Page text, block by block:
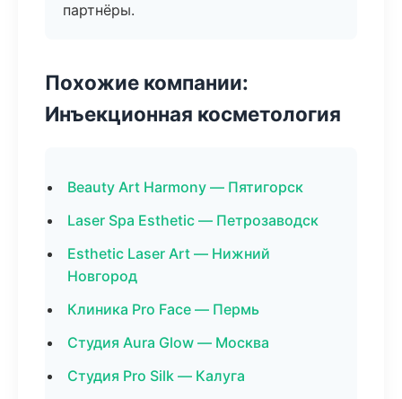
партнёры.
Похожие компании:
Инъекционная косметология
Beauty Art Harmony — Пятигорск
Laser Spa Esthetic — Петрозаводск
Esthetic Laser Art — Нижний
Новгород
Клиника Pro Face — Пермь
Студия Aura Glow — Москва
Студия Pro Silk — Калуга